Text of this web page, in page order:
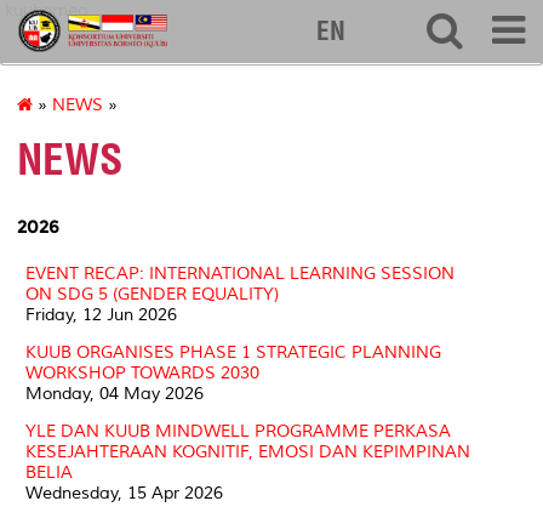
kuuborneo
EN
» NEWS »
NEWS
2026
EVENT RECAP: INTERNATIONAL LEARNING SESSION
ON SDG 5 (GENDER EQUALITY)
Friday, 12 Jun 2026
KUUB ORGANISES PHASE 1 STRATEGIC PLANNING
WORKSHOP TOWARDS 2030
Monday, 04 May 2026
YLE DAN KUUB MINDWELL PROGRAMME PERKASA
KESEJAHTERAAN KOGNITIF, EMOSI DAN KEPIMPINAN
BELIA
Wednesday, 15 Apr 2026